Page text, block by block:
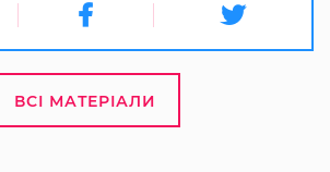
ВСІ МАТЕРІАЛИ